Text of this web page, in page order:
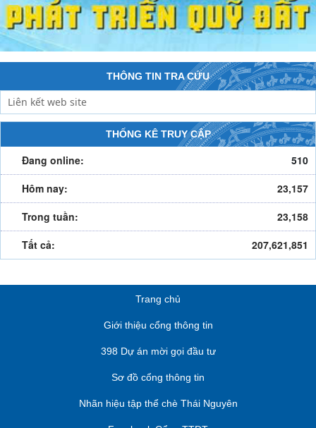
THÔNG TIN TRA CỨU
THỐNG KÊ TRUY CẬP
Đang online:
510
Hôm nay:
23,157
Trong tuần:
23,158
Tất cả:
207,621,851
Trang chủ
Giới thiệu cổng thông tin
398 Dự án mời gọi đầu tư
Sơ đồ cổng thông tin
Nhãn hiệu tập thể chè Thái Nguyên